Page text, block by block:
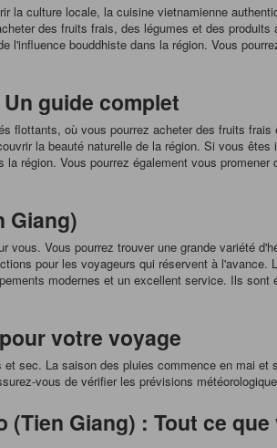
la culture locale, la cuisine vietnamienne
des fruits frais, des légumes et des
bouddhiste dans la région. Vous
guide complet
flottants, où vous pourrez acheter des fruits
la beauté naturelle de la région. Si vous
région. Vous pourrez également vous
Giang)
Vous pourrez trouver une grande variété
pour les voyageurs qui réservent à l'avance.
modernes et un excellent service. Ils sont
votre voyage
sec. La saison des pluies commence en mai et
vous de vérifier les prévisions
Giang) : Tout ce que